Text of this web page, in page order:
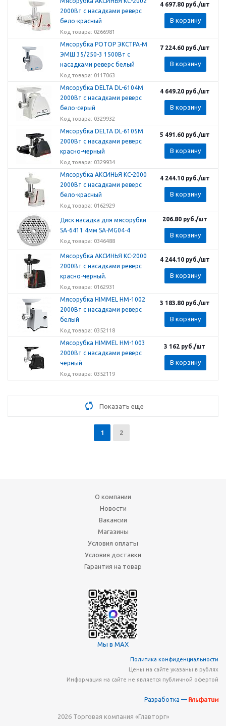
2000Вт с насадками реверс
бело-красный
Код товара: 0266981
4 697.80руб./шт
В корзину
Мясорубка РОТОР ЭКСТРА-М
ЭМШ 35/250-3 1500Вт с
насадками реверс белый
Код товара: 0117063
7 224.60руб./шт
В корзину
Мясорубка DELTA DL-6104M
2000Вт с насадками реверс
бело-серый
Код товара: 0329932
4 649.20руб./шт
В корзину
Мясорубка DELTA DL-6105M
2000Вт с насадками реверс
красно-черный
Код товара: 0329934
5 491.60руб./шт
В корзину
Мясорубка АКСИНЬЯ КС-2000
2000Вт с насадками реверс
бело-красный
Код товара: 0162929
4 244.10руб./шт
В корзину
Диск насадка для мясорубки
SA-6411 4мм SA-MG04-4
Код товара: 0346488
206.80руб./шт
В корзину
Мясорубка АКСИНЬЯ КС-2000
2000Вт с насадками реверс
красно-черный.
Код товара: 0162931
4 244.10руб./шт
В корзину
Мясорубка HIMMEL HM-1002
2000Вт с насадками реверс
белый
Код товара: 0352118
3 183.80руб./шт
В корзину
Мясорубка HIMMEL HM-1003
2000Вт с насадками реверс
черный
Код товара: 0352119
3 162 руб./шт
В корзину
Показать еще
1 2
О компании
Новости
Вакансии
Магазины
Условия оплаты
Условия доставки
Гарантия на товар
Мы в MAX
Политика конфиденциальности
Цены на сайте указаны в рублях
Информация на сайте не является публичной офертой
Разработка —
2026 Торговая компания «Главторг»